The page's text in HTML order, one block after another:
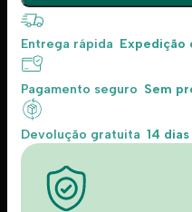
Entrega rápida Expedição
Pagamento seguro Sem
Devolução gratuita 14